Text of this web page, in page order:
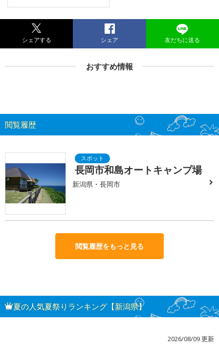
シェアする シェア 友だちに送る
おすすめ情報
閲覧履歴
長岡市和島オートキャンプ場
新潟県・長岡市
閲覧履歴をもっと見る
夏の人気夏祭りランキング【新潟県】
2026/08/09 更新